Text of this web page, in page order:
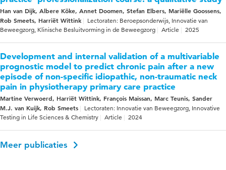
Han van Dijk, Albere Köke, Annet Doomen, Stefan Elbers, Mariëlle Goossens,
Rob Smeets, Harriët Wittink
Lectoraten: Beroepsonderwijs, Innovatie van
Beweegzorg, Klinische Besluitvorming in de Beweegzorg
Article 2025
Development and internal validation of a multivariable
prognostic model to predict chronic pain after a new
episode of non-specific idiopathic, non-traumatic neck
pain in physiotherapy primary care practice
Martine Verwoerd, Harriët Wittink, François Maissan, Marc Teunis, Sander
M.J. van Kuijk, Rob Smeets
Lectoraten: Innovatie van Beweegzorg, Innovative
Testing in Life Sciences & Chemistry
Article 2024
Meer publicaties